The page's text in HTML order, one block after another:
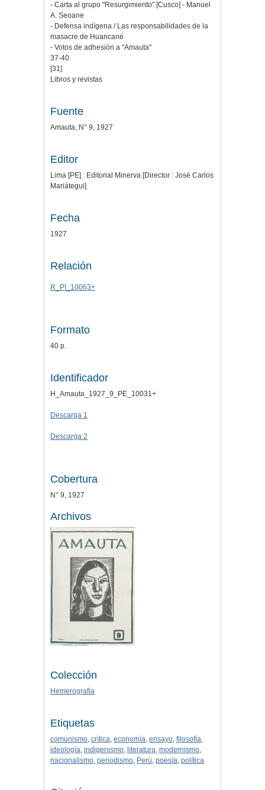
- Carta al grupo "Resurgimiento" [Cusco] - Manuel
A. Seoane
- Defensa indígena / Las responsabilidades de la
masacre de Huancané
- Votos de adhesión a "Amauta"
37-40
[31]
Libros y revistas
Fuente
Amauta, N° 9, 1927
Editor
Lima [PE] : Editorial Minerva [Director : José Carlos
Mariátegui]
Fecha
1927
Relación
R_PI_10063+
Formato
40 p.
Identificador
H_Amauta_1927_9_PE_10031+
Descarga 1
Descarga 2
Cobertura
N° 9, 1927
Archivos
Colección
Hemerografía
Etiquetas
comunismo, crítica, economía, ensayo, filosofía,
ideología, indigenismo, literatura, modernismo,
nacionalismo, periodismo, Perú, poesía, política